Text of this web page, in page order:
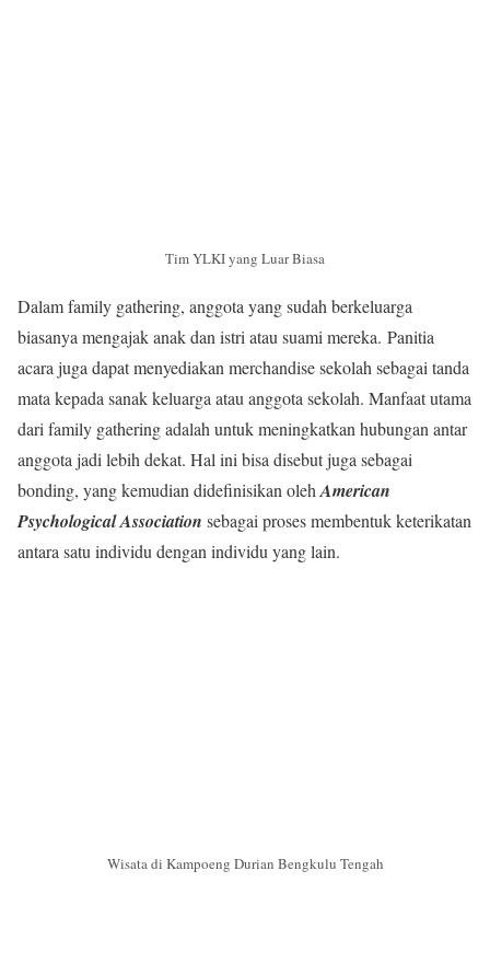
Tim YLKI yang Luar Biasa
Dalam family gathering, anggota yang sudah berkeluarga
biasanya mengajak anak dan istri atau suami mereka. Panitia
acara juga dapat menyediakan merchandise sekolah sebagai tanda
mata kepada sanak keluarga atau anggota sekolah. Manfaat utama
dari family gathering adalah untuk meningkatkan hubungan antar
anggota jadi lebih dekat. Hal ini bisa disebut juga sebagai
bonding, yang kemudian didefinisikan oleh American
Psychological Association sebagai proses membentuk keterikatan
antara satu individu dengan individu yang lain.
Wisata di Kampoeng Durian Bengkulu Tengah